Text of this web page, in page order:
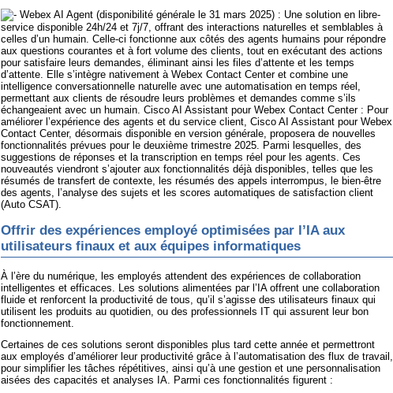
Webex AI Agent (disponibilité générale le 31 mars 2025) : Une solution en libre-
service disponible 24h/24 et 7j/7, offrant des interactions naturelles et semblables à
celles d’un humain. Celle-ci fonctionne aux côtés des agents humains pour répondre
aux questions courantes et à fort volume des clients, tout en exécutant des actions
pour satisfaire leurs demandes, éliminant ainsi les files d’attente et les temps
d’attente. Elle s’intègre nativement à Webex Contact Center et combine une
intelligence conversationnelle naturelle avec une automatisation en temps réel,
permettant aux clients de résoudre leurs problèmes et demandes comme s’ils
échangeaient avec un humain. Cisco AI Assistant pour Webex Contact Center : Pour
améliorer l’expérience des agents et du service client, Cisco AI Assistant pour Webex
Contact Center, désormais disponible en version générale, proposera de nouvelles
fonctionnalités prévues pour le deuxième trimestre 2025. Parmi lesquelles, des
suggestions de réponses et la transcription en temps réel pour les agents. Ces
nouveautés viendront s’ajouter aux fonctionnalités déjà disponibles, telles que les
résumés de transfert de contexte, les résumés des appels interrompus, le bien-être
des agents, l’analyse des sujets et les scores automatiques de satisfaction client
(Auto CSAT).
Offrir des expériences employé optimisées par l’IA aux
utilisateurs finaux et aux équipes informatiques
À l’ère du numérique, les employés attendent des expériences de collaboration
intelligentes et efficaces. Les solutions alimentées par l’IA offrent une collaboration
fluide et renforcent la productivité de tous, qu’il s’agisse des utilisateurs finaux qui
utilisent les produits au quotidien, ou des professionnels IT qui assurent leur bon
fonctionnement.
Certaines de ces solutions seront disponibles plus tard cette année et permettront
aux employés d’améliorer leur productivité grâce à l’automatisation des flux de travail,
pour simplifier les tâches répétitives, ainsi qu’à une gestion et une personnalisation
aisées des capacités et analyses IA. Parmi ces fonctionnalités figurent :